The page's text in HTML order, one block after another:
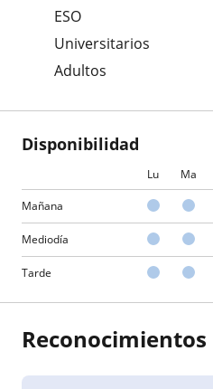
ESO
Universitarios
Adultos
Disponibilidad
Lu Ma
Mañana
Mediodía
Tarde
Reconocimientos